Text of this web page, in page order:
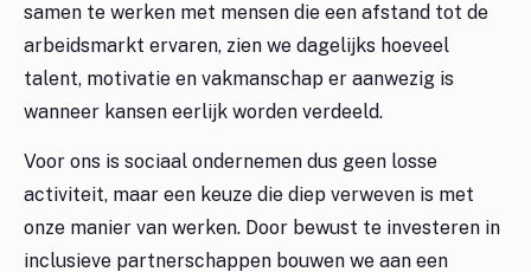
samen te werken met mensen die een afstand tot de
arbeidsmarkt ervaren, zien we dagelijks hoeveel
talent, motivatie en vakmanschap er aanwezig is
wanneer kansen eerlijk worden verdeeld.
Voor ons is sociaal ondernemen dus geen losse
activiteit, maar een keuze die diep verweven is met
onze manier van werken. Door bewust te investeren in
inclusieve partnerschappen bouwen we aan een